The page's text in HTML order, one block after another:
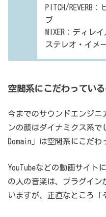
PITCH/REVERB
ブ
MIXER：ディレ
ステレオ・イメ
空間系にこだわってい
今までのサウンドエンジニ
ンの顔はダイナミクス系
Domain」は空間系にこだわ
YouTubeなどの動画サイト
の人の音楽は、プラグイン
いますが、正直なところ「